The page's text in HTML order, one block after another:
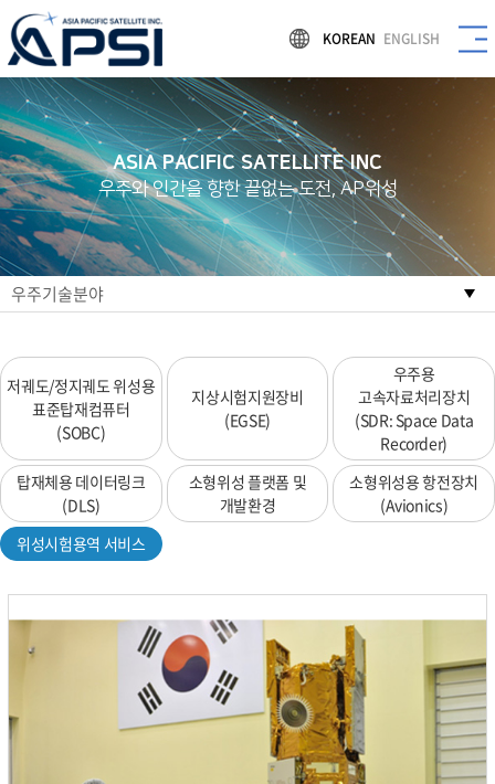
KOREAN ENGLISH
ASIA PACIFIC SATELLITE INC
우주와 인간을 향한 끝없는 도전, AP위성
우주기술분야
저궤도/정지궤도 위성용
표준탑재컴퓨터
(SOBC)
지상시험지원장비
(EGSE)
우주용
고속자료처리장치
(SDR: Space Data
Recorder)
탑재체용 데이터링크
(DLS)
소형위성 플랫폼 및
개발환경
소형위성용 항전장치
(Avionics)
위성시험용역 서비스